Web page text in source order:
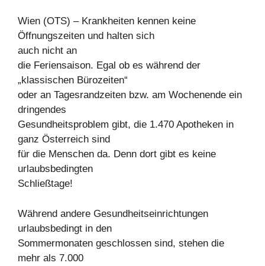
Wien (OTS) – Krankheiten kennen keine
Öffnungszeiten und halten sich
auch nicht an
die Feriensaison. Egal ob es während der
„klassischen Bürozeiten“
oder an Tagesrandzeiten bzw. am Wochenende ein
dringendes
Gesundheitsproblem gibt, die 1.470 Apotheken in
ganz Österreich sind
für die Menschen da. Denn dort gibt es keine
urlaubsbedingten
Schließtage!
Während andere Gesundheitseinrichtungen
urlaubsbedingt in den
Sommermonaten geschlossen sind, stehen die
mehr als 7.000